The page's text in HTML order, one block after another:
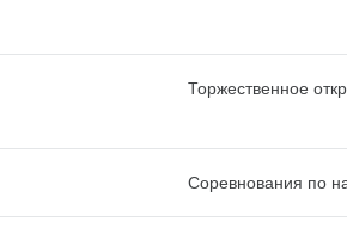
Торжественное
Соревнования по